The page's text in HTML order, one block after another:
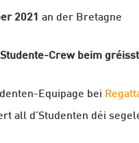
2021 an der Bretagne
Crew beim
Equipage bei
all d’Studenten déi